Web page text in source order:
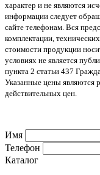
характер и не являются
информации следует
сайте телефонам. Вся
комплектации,
стоимости продукции
условиях не является
пункта 2 статьи 437
Указанные цены являются
действительных цен.
Имя
Телефон
Каталог